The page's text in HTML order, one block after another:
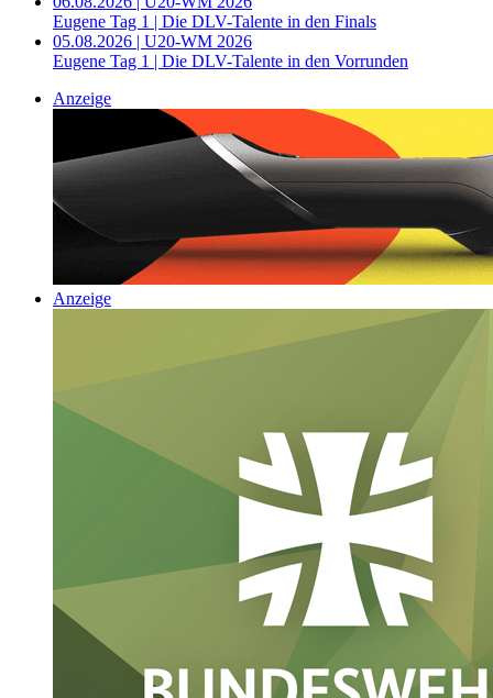
Eugene Tag 1 | Die DLV-Talente in den Finals
05.08.2026 | U20-WM 2026
Eugene Tag 1 | Die DLV-Talente in den Vorrunden
Anzeige
Anzeige